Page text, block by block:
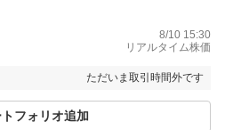
8/10 15:30
リアルタイム株価
ただいま取引時間外です
フォリオ追加